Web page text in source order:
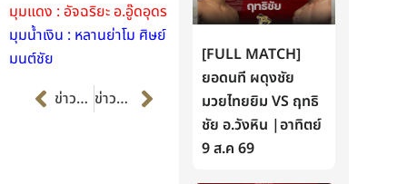
มุมแดง : อัจฉริยะ อ.อู๊ดอุดร
มุมน้ำเงิน : หลานย่าโม ศิษย์
มนต์ชัย
Prevข่าวก่อนหน้า ข่าวต่อไป Next
[FULL MATCH]
ยอดนที ผดุงชัย
มวยไทยยิม VS ฤทธิ
ชัย อ.วังหิน |อาทิตย์
9 ส.ค 69